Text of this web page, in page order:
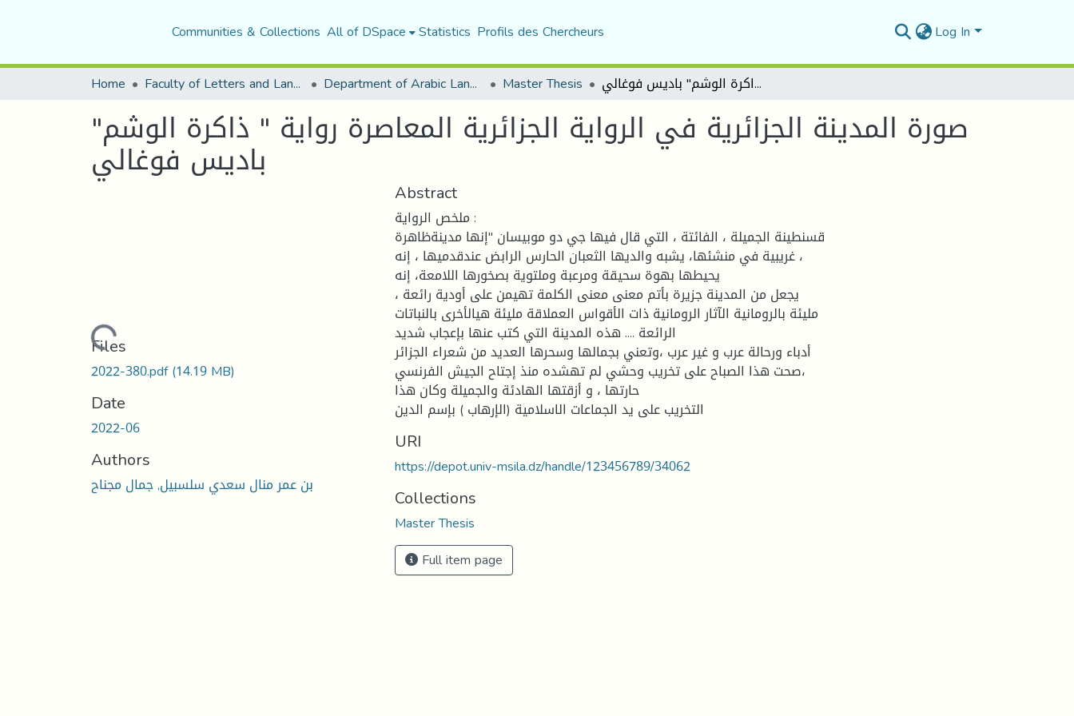
Communities & Collections All of DSpace Statistics Profils des Chercheurs Log In
Home Faculty of Letters and Languages Department of Arabic Language and Literature Master Thesis صورة المدينة الجزائرية في الرواية الجزائرية المعاصرة رواية " ذاكرة الوشم" باديس فوغالي
صورة المدينة الجزائرية في الرواية الجزائرية المعاصرة رواية " ذاكرة الوشم"
باديس فوغالي
Loading...
Files
2022-380.pdf(14.19 MB)
Date
2022-06
Authors
بن عمر منال سعدي سلسبيل, جمال مجناح
Abstract
ملخص الرواية :
قسنطينة الجميلة ، الفائتة ، التي قال فيها جي دو موبيسان "إنها مدينةظاهرة
، غريبية في منشئها، يشبه والديها الثعبان الحارس الرابض عندقدميها ، إنه
يحيطها بهوة سحيقة ومرعبة وملتوية بصخورها اللامعة، إنه
يجعل من المدينة جزيرة بأتم معنی معنى الكلمة تهيمن على أودية رائعة ،
مليئة بالرومانية الآثار الرومانية ذات الأقواس العملاقة مليئة هيالأخرى بالنباتات
الرائعة .... هذه المدينة التي كتب عنها بإعجاب شديد
أدباء ورحالة عرب و غیر عرب ،وتعني بجمالها وسحرها العديد من شعراء الجزائر
،صحت هذا الصباح على تخريب وحشي لم تهشده منذ إجتاح الجيش الفرنسي
حارتها ، و أزقتها الهادئة والجميلة وكان هذا
التخريب على يد الجماعات الاسلامية (الإرهاب ) بإسم الدين
URI
https://depot.univ-msila.dz/handle/123456789/34062
Collections
Master Thesis
Full item page